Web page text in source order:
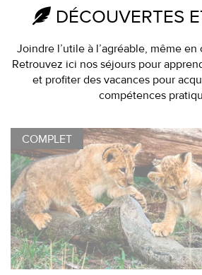
DÉCOUVERTES
Joindre l’utile à l’agréable, même en
Retrouvez ici nos séjours pour
et profiter des vacances pour
compétences
COMPLET